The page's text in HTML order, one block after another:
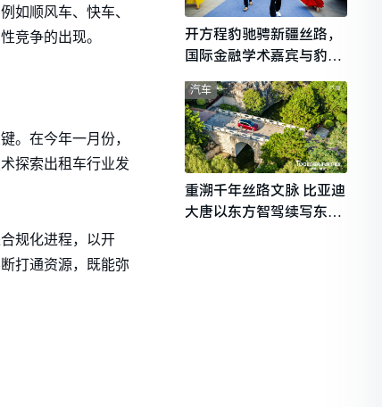
如顺风车、快车、
竞争的出现。
。在今年一月份，
探索出租车行业发
规化进程，以开
打通资源，既能弥
开方程豹驰骋新疆丝路，
国际金融学术嘉宾与豹友
共赴山海热爱
重溯千年丝路文脉 比亚迪
大唐以东方智驾续写东西
汽车